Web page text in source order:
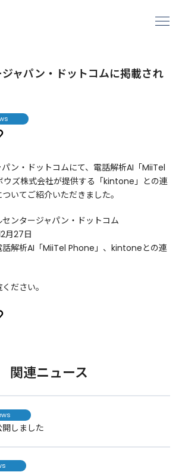
ャパン・ドットコムに掲載され
ン・ドットコムにて、電話解析AI「MiiTel
ズ株式会社が提供する「kintone」との連
いてご紹介いただきました。
センタージャパン・ドットコム
月27日
話解析AI「MiiTel Phone」、kintoneとの連
ださい。
関連ニュース
しました